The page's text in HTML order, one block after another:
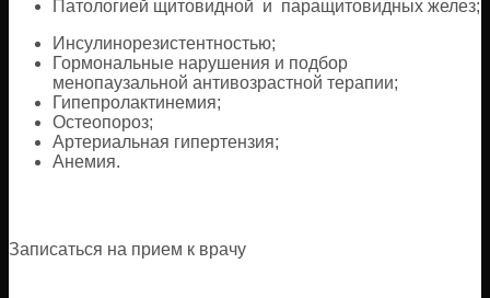
Патологией щитовидной и паращитовидных желез;
Инсулинорезистентностью;
Гормональные нарушения и подбор
менопаузальной антивозрастной терапии;
Гипепролактинемия;
Остеопороз;
Артериальная гипертензия;
Анемия.
Записаться на прием к врачу